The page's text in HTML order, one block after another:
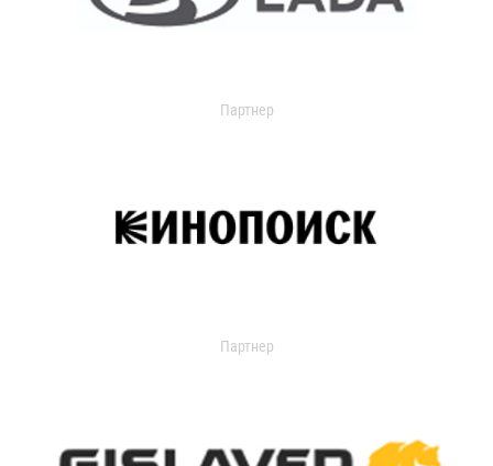
Партнер
Партнер